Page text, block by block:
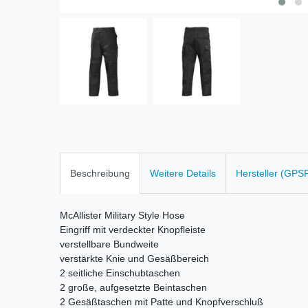
Beschreibung Weitere Details Hersteller
McAllister Military Style Hose
Eingriff mit verdeckter Knopfleiste
verstellbare Bundweite
verstärkte Knie und Gesäßbereich
2 seitliche Einschubtaschen
2 große, aufgesetzte Beintaschen
2 Gesäßtaschen mit Patte und Knopfverschluß